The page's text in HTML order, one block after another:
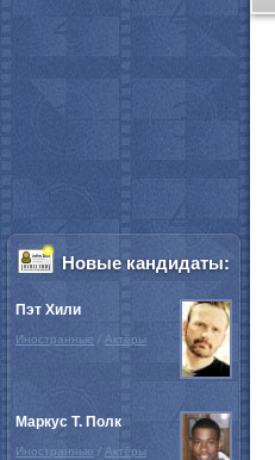
Новые кандидаты:
Пэт Хили
Иностранные / Актёры
Маркус Т. Полк
Иностранные / Актёры